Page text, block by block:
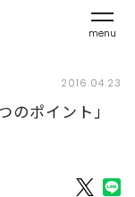
menu
2016.04.23
のポイント」